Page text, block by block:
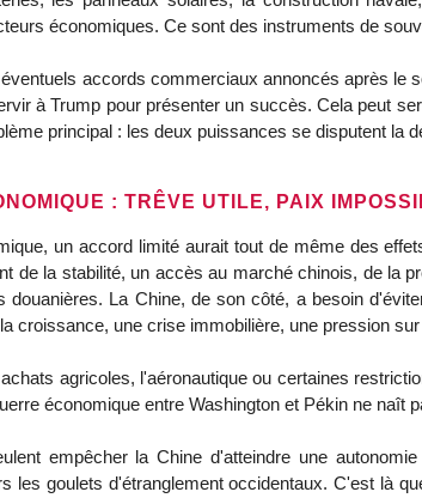
économiques. Ce sont des instruments de
accords commerciaux annoncés après le
à Trump pour présenter un succès. Cela peut
principal : les deux puissances se disputent la
: TRÊVE UTILE, PAIX
un accord limité aurait tout de même des
de la stabilité, un accès au marché chinois, de la
douanières. La Chine, de son côté, a besoin
croissance, une crise immobilière, une pression
agricoles, l'aéronautique ou certaines
économique entre Washington et Pékin ne
empêcher la Chine d'atteindre une
les goulets d'étranglement occidentaux. C'est là